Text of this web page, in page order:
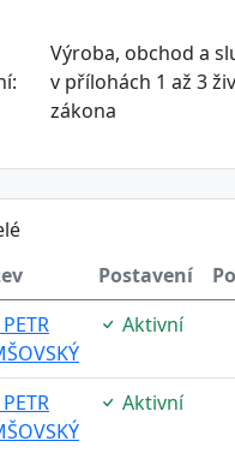
Výroba, obchod a
v přílohách 1 až 3
zákona
Postavení
Aktivní
Aktivní